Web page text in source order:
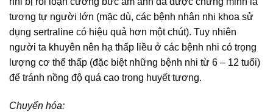
tương tự người lớn (mặc dù, các bệnh nhân nhi khoa sử
dụng sertraline có hiệu quả hơn một chút). Tuy nhiên
người ta khuyên nên hạ thấp liều ở các bệnh nhi có trọng
lượng cơ thể thấp (đặc biệt những bệnh nhi từ 6 – 12 tuổi)
để tránh nồng độ quá cao trong huyết tương.
Chuyển hóa: